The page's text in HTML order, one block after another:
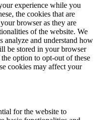
experience while you
the cookies that are
browser as they are
of the website. We
analyze and understand how
be stored in your browser
option to opt-out of these
cookies may affect your
for the website to